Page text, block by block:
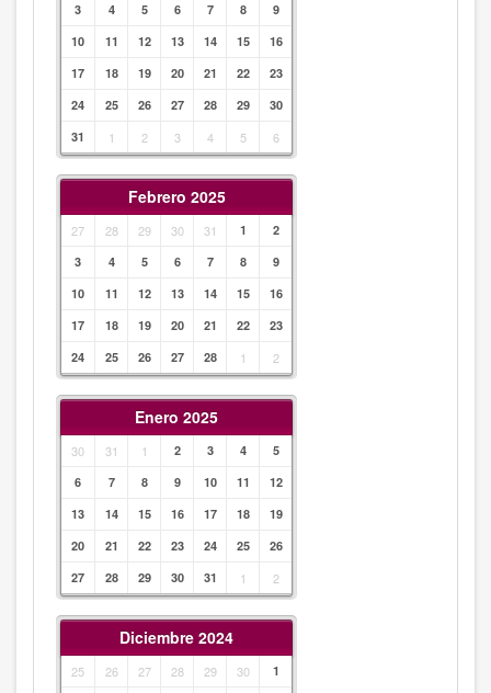
3
4 5 6 7 8
9
10
11 12 13 14 15
16
17
18 19 20 21 22
23
24
25 26 27 28 29
30
31
1 2 3 4 5 6
Febrero 2025
27 28 29 30 31 1
2
3
4 5 6 7 8
9
10
11 12 13 14 15
16
17
18 19 20 21 22
23
24
25 26 27 28 1 2
Enero 2025
30 31 1 2 3 4
5
6
7 8 9 10 11
12
13
14 15 16 17 18
19
20
21 22 23 24 25
26
27
28 29 30 31 1 2
Diciembre 2024
25 26 27 28 29 30
1